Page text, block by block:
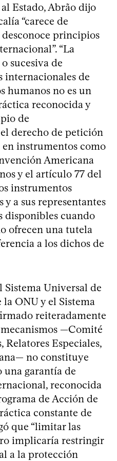
Estado, Abrão dijo
“carece de
principios
“La
sucesiva de
internacionales de
humanos no es un
reconocida y
de
derecho de petición
instrumentos como
Americana
y el artículo 77 del
instrumentos
a sus representantes
disponibles cuando
ofrecen una tutela
a los dichos de
Sistema Universal de
ONU y el Sistema
reiteradamente
—Comité
Relatores Especiales,
no constituye
una garantía de
reconocida
de Acción de
constante de
que “limitar las
implicaría restringir
a la protección